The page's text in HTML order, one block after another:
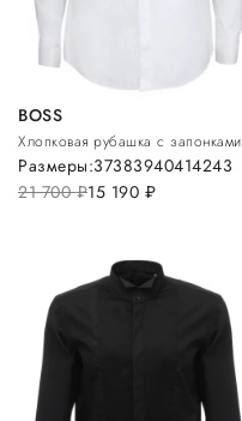
BOSS
Хлопковая рубашка с запонками
21 700руб.15 190 руб.
Размеры:37383940414243